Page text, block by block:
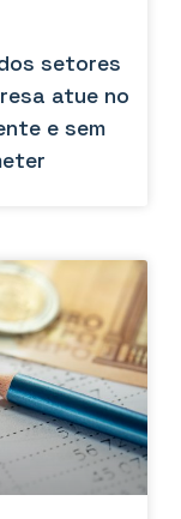
setores
atue no
e sem